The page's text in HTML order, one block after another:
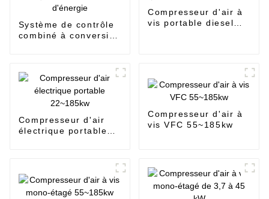
Système de contrôle
combiné à conversion
Compresseur d'air à
vis portable diesel
Compresseur d'air
électrique portable
Compresseur d'air à
vis VFC 55~185kw